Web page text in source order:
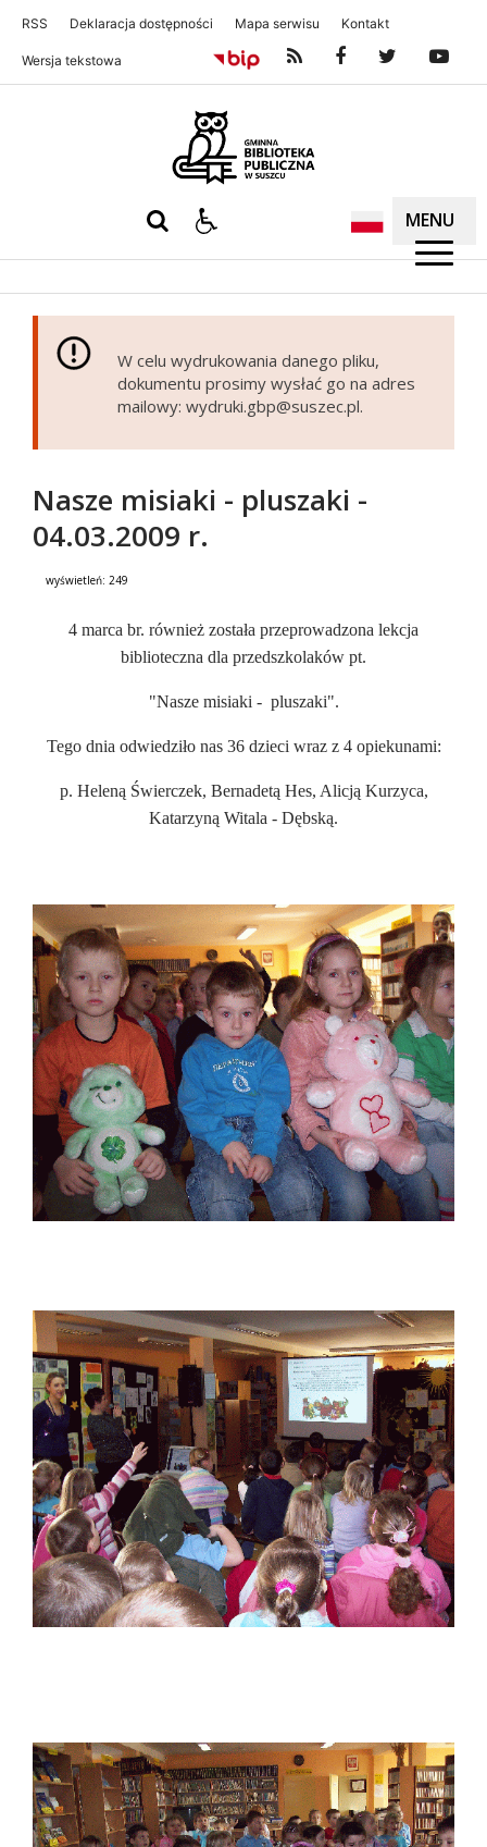
RSS Deklaracja dostępności Mapa serwisu Kontakt
Wersja tekstowa
MENU
W celu wydrukowania danego pliku,
dokumentu prosimy wysłać go na adres
mailowy: wydruki.gbp@suszec.pl.
Nasze misiaki - pluszaki -
04.03.2009 r.
wyświetleń: 249
Treść
4 marca br. również została przeprowadzona lekcja
biblioteczna dla przedszkolaków pt.
"Nasze misiaki - pluszaki".
Tego dnia odwiedziło nas 36 dzieci wraz z 4 opiekunami:
p. Heleną Świerczek, Bernadetą Hes, Alicją Kurzyca,
Katarzyną Witala - Dębską.